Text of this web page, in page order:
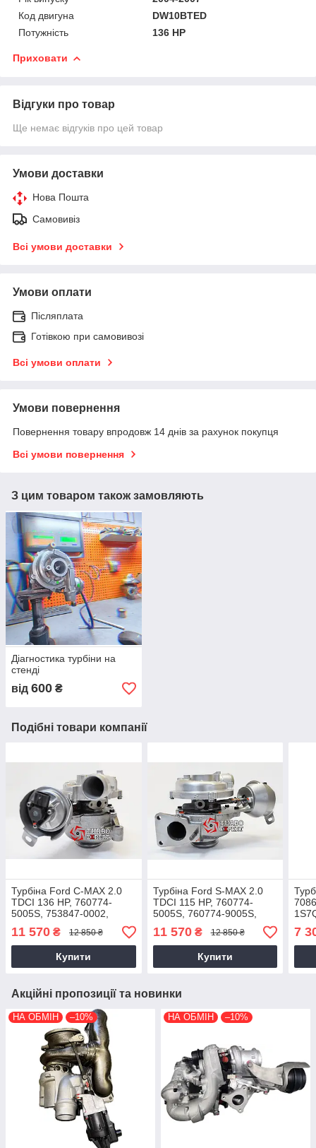
Код двигуна
DW10BTED
Потужність
136 HP
Приховати
Відгуки про товар
Ще немає відгуків про цей товар
Умови доставки
Нова Пошта
Самовивіз
Всі умови доставки
Умови оплати
Післяплата
Готівкою при самовивозі
Всі умови оплати
Умови повернення
Повернення товару впродовж 14 днів за рахунок покупця
Всі умови повернення
З цим товаром також замовляють
Діагностика турбіни на
стенді
від 600 ₴
Подібні товари компанії
Турбіна Ford C-MAX 2.0
TDCI 136 HP, 760774-
5005S, 753847-0002,
3M5Q6K682BA, 2004+
11 570 ₴ 12 850 ₴
Купити
Турбіна Ford S-MAX 2.0
TDCI 115 HP, 760774-
5005S, 760774-9005S,
3M5Q6K682CB, 2007-2011
11 570₴ 12 850 ₴
Купити
115
7
Акційні пропозиції та новинки
НА ОБМІН –10% НА ОБМІН –10%